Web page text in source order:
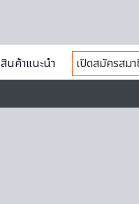
สินค้าแนะนำ
เปิดสมัครสม